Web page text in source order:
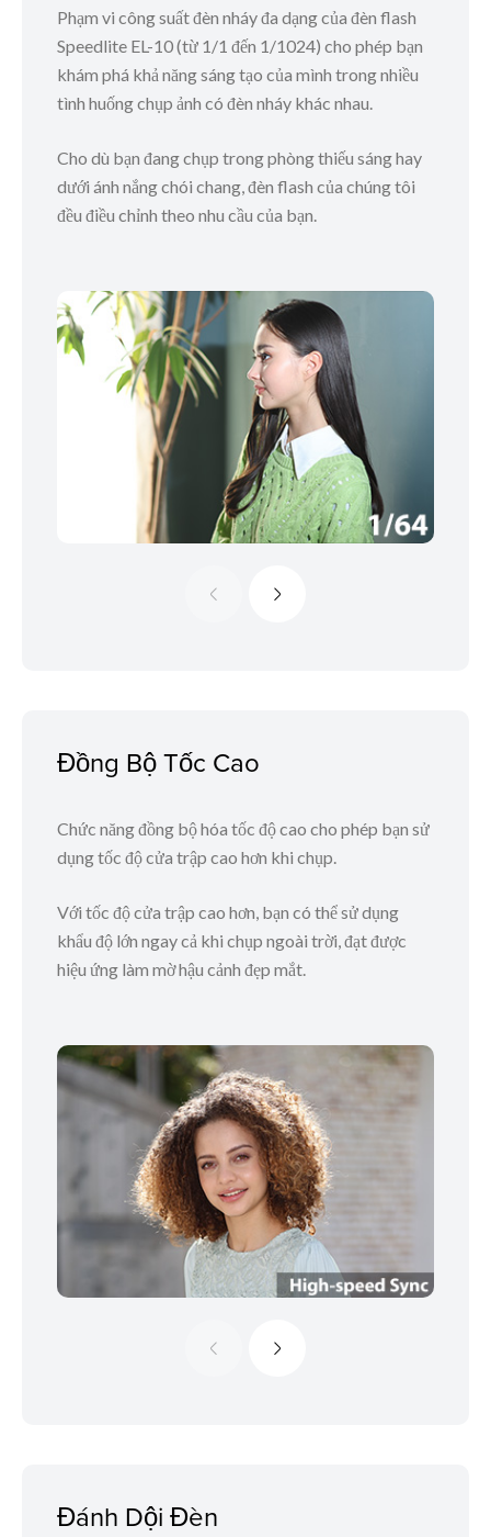
Phạm vi công suất đèn nháy đa dạng của đèn flash
Speedlite EL-10 (từ 1/1 đến 1/1024) cho phép bạn
khám phá khả năng sáng tạo của mình trong nhiều
tình huống chụp ảnh có đèn nháy khác nhau.
Cho dù bạn đang chụp trong phòng thiếu sáng hay
dưới ánh nắng chói chang, đèn flash của chúng tôi
đều điều chỉnh theo nhu cầu của bạn.
Đồng Bộ Tốc Cao
Chức năng đồng bộ hóa tốc độ cao cho phép bạn sử
dụng tốc độ cửa trập cao hơn khi chụp.
Với tốc độ cửa trập cao hơn, bạn có thể sử dụng
khẩu độ lớn ngay cả khi chụp ngoài trời, đạt được
hiệu ứng làm mờ hậu cảnh đẹp mắt.
Đánh Dội Đèn